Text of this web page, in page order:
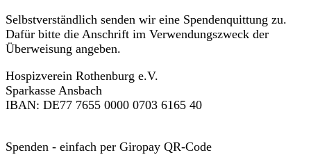
Selbstverständlich senden wir eine Spendenquittung zu.
Dafür bitte die Anschrift im Verwendungszweck der
Überweisung angeben.
Hospizverein Rothenburg e.V.
Sparkasse Ansbach
IBAN: DE77 7655 0000 0703 6165 40
Spenden - einfach per Giropay QR-Code